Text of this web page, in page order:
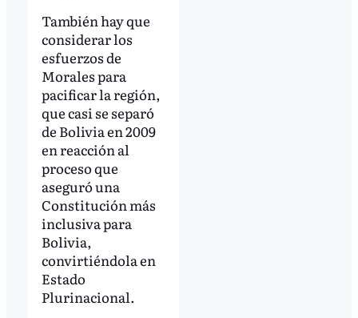
También hay que
considerar los
esfuerzos de
Morales para
pacificar la región,
que casi se separó
de Bolivia en 2009
en reacción al
proceso que
aseguró una
Constitución más
inclusiva para
Bolivia,
convirtiéndola en
Estado
Plurinacional.